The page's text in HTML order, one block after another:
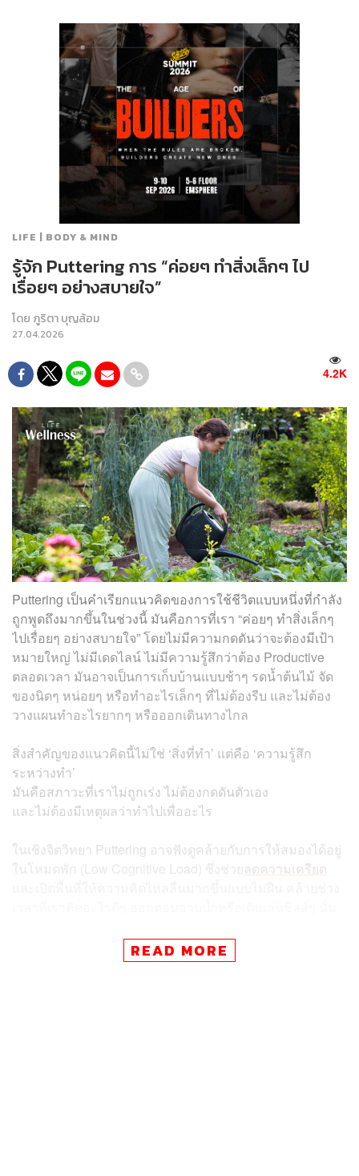
LIFE | BODY & MIND
รู้จัก Puttering การ “ค่อยๆ ทำสิ่งเล็กๆ ไป
เรื่อยๆ อย่างสบายใจ”
โดย ภูริตา บุญล้อม
27.04.2026
4.2K
Puttering เป็นคำเรียกแนวคิดของการใช้ชีวิตแบบหนึ่งที่กำลัง
ถูกพูดถึงมากขึ้นในช่วงนี้ มันคือการที่เรา “ค่อยๆ ทำสิ่งเล็กๆ
ไปเรื่อยๆ อย่างสบายใจ” โดยไม่มีความกดดันว่าจะต้องมีเป้า
หมายใหญ่ ไม่มีเดดไลน์ ไม่มีความรู้สึกว่าต้อง Productive
ตลอดเวลา มันอาจเป็นการเก็บบ้านแบบช้าๆ รดน้ำต้นไม้ จัด
ของนิดๆ หน่อยๆ หรือทำอะไรเล็กๆ ที่ไม่ต้องรีบ และไม่ต้อง
วางแผนทำอะไรยากๆ หรือออกเดินทางไกล
สิ่งสำคัญของแนวคิดนี้ไม่ใช่ ‘สิ่งที่ทำ’ แต่คือ ‘ความรู้สึก
ระหว่างทำ’
มันคือสภาวะที่เราไม่ถูกเร่ง ไม่ต้องกดดันตัวเอง
และไม่ต้องมีเหตุผลว่าทำไปเพื่ออะไร
ในเชิงจิตวิทยา Puttering อาจฟังดูคล้ายกับการให้สมองได้อยู่
ในโหมดพัก (Low Cognitive Load) ซึ่งช่วยลดความเครียด
นอกจากนี้มันยังเป็นเหมือนการต่อต้านวัฒนธรรม Hustle
READ MORE